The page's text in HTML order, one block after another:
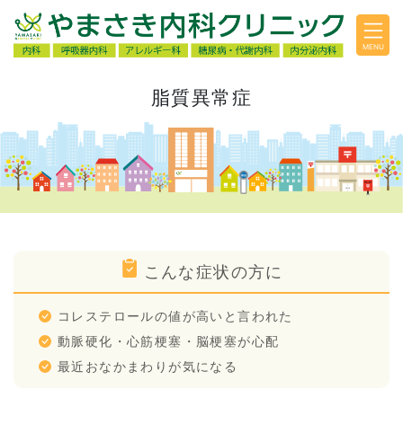
MENU
脂質異常症
こんな症状の方に
コレステロールの値が高いと言われた
動脈硬化・心筋梗塞・脳梗塞が心配
最近おなかまわりが気になる